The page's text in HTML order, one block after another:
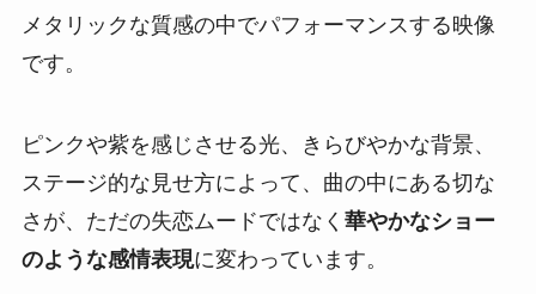
メタリックな質感の中でパフォーマンスする映像
です。
ピンクや紫を感じさせる光、きらびやかな背景、
ステージ的な見せ方によって、曲の中にある切な
さが、ただの失恋ムードではなく 華やかなショー
のような感情表現に変わっています。